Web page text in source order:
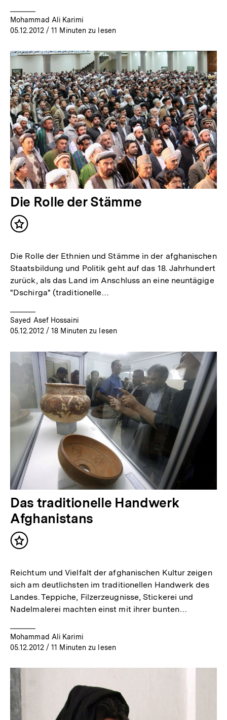
Mohammad Ali Karimi
05.12.2012/ 11 Minuten zu lesen
Die Rolle der Stämme
Inhalt
Die Rolle der Ethnien und Stämme in der afghanischen
Staatsbildung und Politik geht auf das 18. Jahrhundert
zurück, als das Land im Anschluss an eine neuntägige
"Dschirga" (traditionelle…
Sayed Asef Hossaini
05.12.2012/ 18 Minuten zu lesen
Das traditionelle Handwerk
Afghanistans
Inhalt
Reichtum und Vielfalt der afghanischen Kultur zeigen
sich am deutlichsten im traditionellen Handwerk des
Landes. Teppiche, Filzerzeugnisse, Stickerei und
Nadelmalerei machten einst mit ihrer bunten…
Mohammad Ali Karimi
05.12.2012/ 11 Minuten zu lesen